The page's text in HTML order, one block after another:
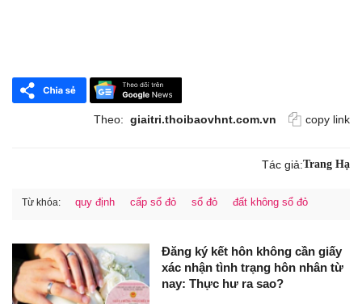
Theo: giaitri.thoibaovhnt.com.vn copy link
Tác giả:Trang Hạ
Từ khóa: quy định cấp sổ đỏ sổ đỏ đất không sổ đỏ
Đăng ký kết hôn không cần giấy
xác nhận tình trạng hôn nhân từ
nay: Thực hư ra sao?